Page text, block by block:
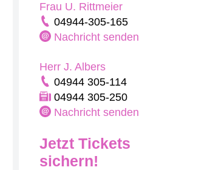
Frau U. Rittmeier
04944-305-165
Nachricht senden
Herr J. Albers
04944 305-114
04944 305-250
Nachricht senden
Jetzt Tickets
sichern!